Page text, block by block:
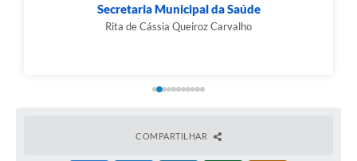
Secretaria Municipal da Saúde
Rita de Cássia Queiroz Carvalho
COMPARTILHAR